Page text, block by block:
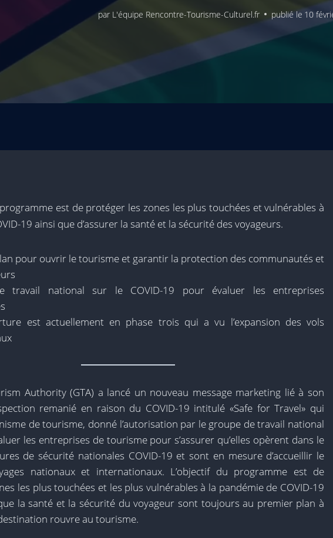
par L'équipe Rencontre-Tourisme-Culturel.fr publié le 10
est de protéger les zones les plus touchées et vulnérables à
19 ainsi que d’assurer la santé et la sécurité des voyageurs.
pour ouvrir le tourisme et garantir la protection des communautés et
travail national sur le COVID-19 pour évaluer les entreprises
est actuellement en phase trois qui a vu l’expansion des vols
Authority (GTA) a lancé un nouveau message marketing lié à son
remanié en raison du COVID-19 intitulé «Safe for Travel» qui
de tourisme, donné l’autorisation par le groupe de travail national
les entreprises de tourisme pour s’assurer qu’elles opèrent dans le
de sécurité nationales COVID-19 et sont en mesure d’accueillir le
nationaux et internationaux. L’objectif du programme est de
les plus touchées et les plus vulnérables à la pandémie de COVID-19
la santé et la sécurité du voyageur sont toujours au premier plan à
rouvre au tourisme.